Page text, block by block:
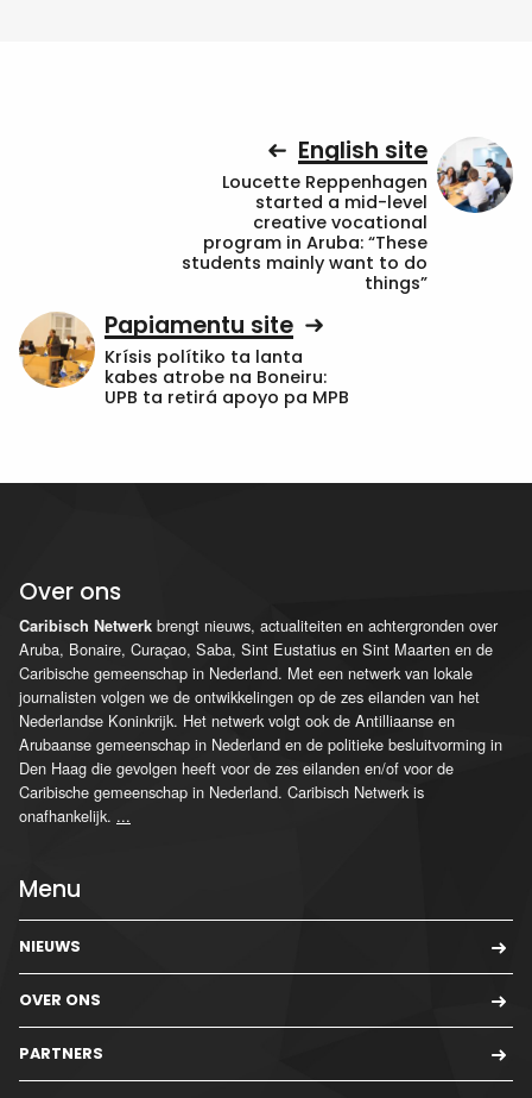
English site
Loucette Reppenhagen
started a mid-level
creative vocational
program in Aruba: “These
students mainly want to do
things”
Papiamentu site
Krísis polítiko ta lanta
kabes atrobe na Boneiru:
UPB ta retirá apoyo pa MPB
Over ons
Caribisch Netwerk brengt nieuws, actualiteiten en achtergronden over
Aruba, Bonaire, Curaçao, Saba, Sint Eustatius en Sint Maarten en de
Caribische gemeenschap in Nederland. Met een netwerk van lokale
journalisten volgen we de ontwikkelingen op de zes eilanden van het
Nederlandse Koninkrijk. Het netwerk volgt ook de Antilliaanse en
Arubaanse gemeenschap in Nederland en de politieke besluitvorming in
Den Haag die gevolgen heeft voor de zes eilanden en/of voor de
Caribische gemeenschap in Nederland. Caribisch Netwerk is
onafhankelijk. ...
Menu
NIEUWS
OVER ONS
PARTNERS